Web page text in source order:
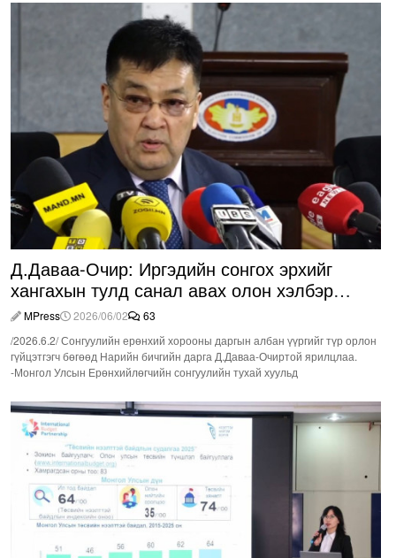
Д.Даваа-Очир: Иргэдийн сонгох эрхийг
хангахын тулд санал авах олон хэлбэр
нэвтрүүлэх шаардлагатай
MPress 2026/06/02
63
/2026.6.2/ Сонгуулийн ерөнхий хорооны даргын албан үүргийг түр орлон
гүйцэтгэгч бөгөөд Нарийн бичгийн дарга Д.Даваа-Очиртой ярилцлаа.
-Монгол Улсын Ерөнхийлөгчийн сонгуулийн тухай хуульд